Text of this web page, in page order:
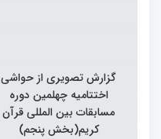
گزارش تصویری از حواشی
اختتامیه چهلمین دوره
مسابقات بین المللی قرآن
کریم(بخش پنجم)